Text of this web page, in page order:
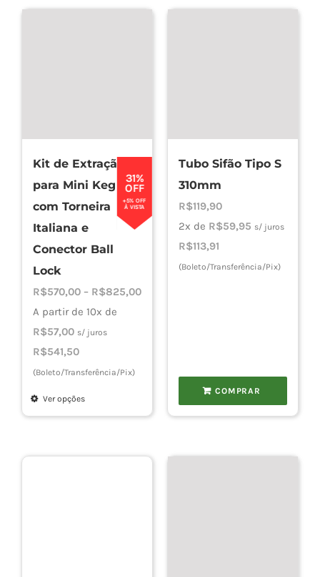
tem
na
página
do
produto
31%
OFF
+5% OFF
À VISTA
Kit de Extração
para Mini Keg
com Torneira
Italiana e
Conector Ball
Lock
R$570,00 – R$825,00Faixa
A partir de 10x de
R$57,00 s/ juros
R$541,50
(Boleto/Transferência/Pix)
Ver opções
Este
tem
Tubo Sifão Tipo S
310mm
R$119,90
2x de R$59,95 s/ juros
R$113,91
(Boleto/Transferência/Pix)
COMPRAR